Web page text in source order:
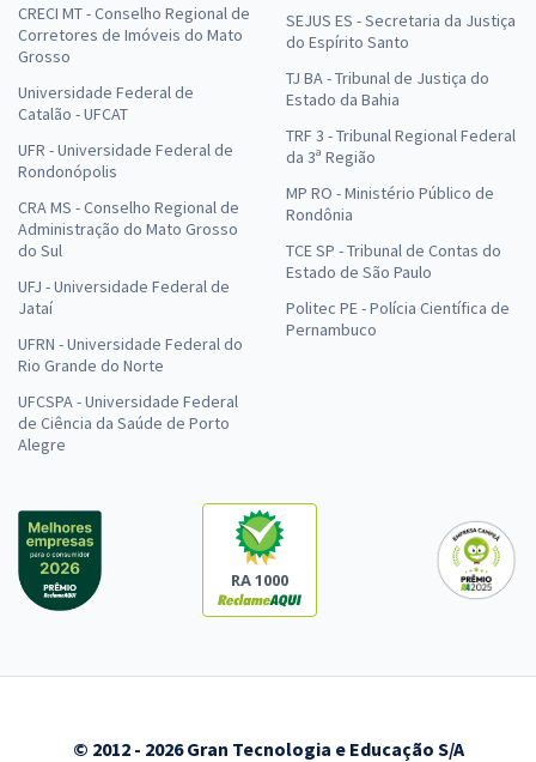
CRECI MT - Conselho Regional de
Corretores de Imóveis do Mato
Grosso
Universidade Federal de
Catalão - UFCAT
UFR - Universidade Federal de
Rondonópolis
CRA MS - Conselho Regional de
Administração do Mato Grosso
do Sul
UFJ - Universidade Federal de
Jataí
UFRN - Universidade Federal do
Rio Grande do Norte
UFCSPA - Universidade Federal
de Ciência da Saúde de Porto
Alegre
SEJUS ES - Secretaria da Justiça
do Espírito Santo
TJ BA - Tribunal de Justiça do
Estado da Bahia
TRF 3 - Tribunal Regional Federal
da 3ª Região
MP RO - Ministério Público de
Rondônia
TCE SP - Tribunal de Contas do
Estado de São Paulo
Politec PE - Polícia Científica de
Pernambuco
RA 1000
© 2012 - 2026 Gran Tecnologia e Educação S/A